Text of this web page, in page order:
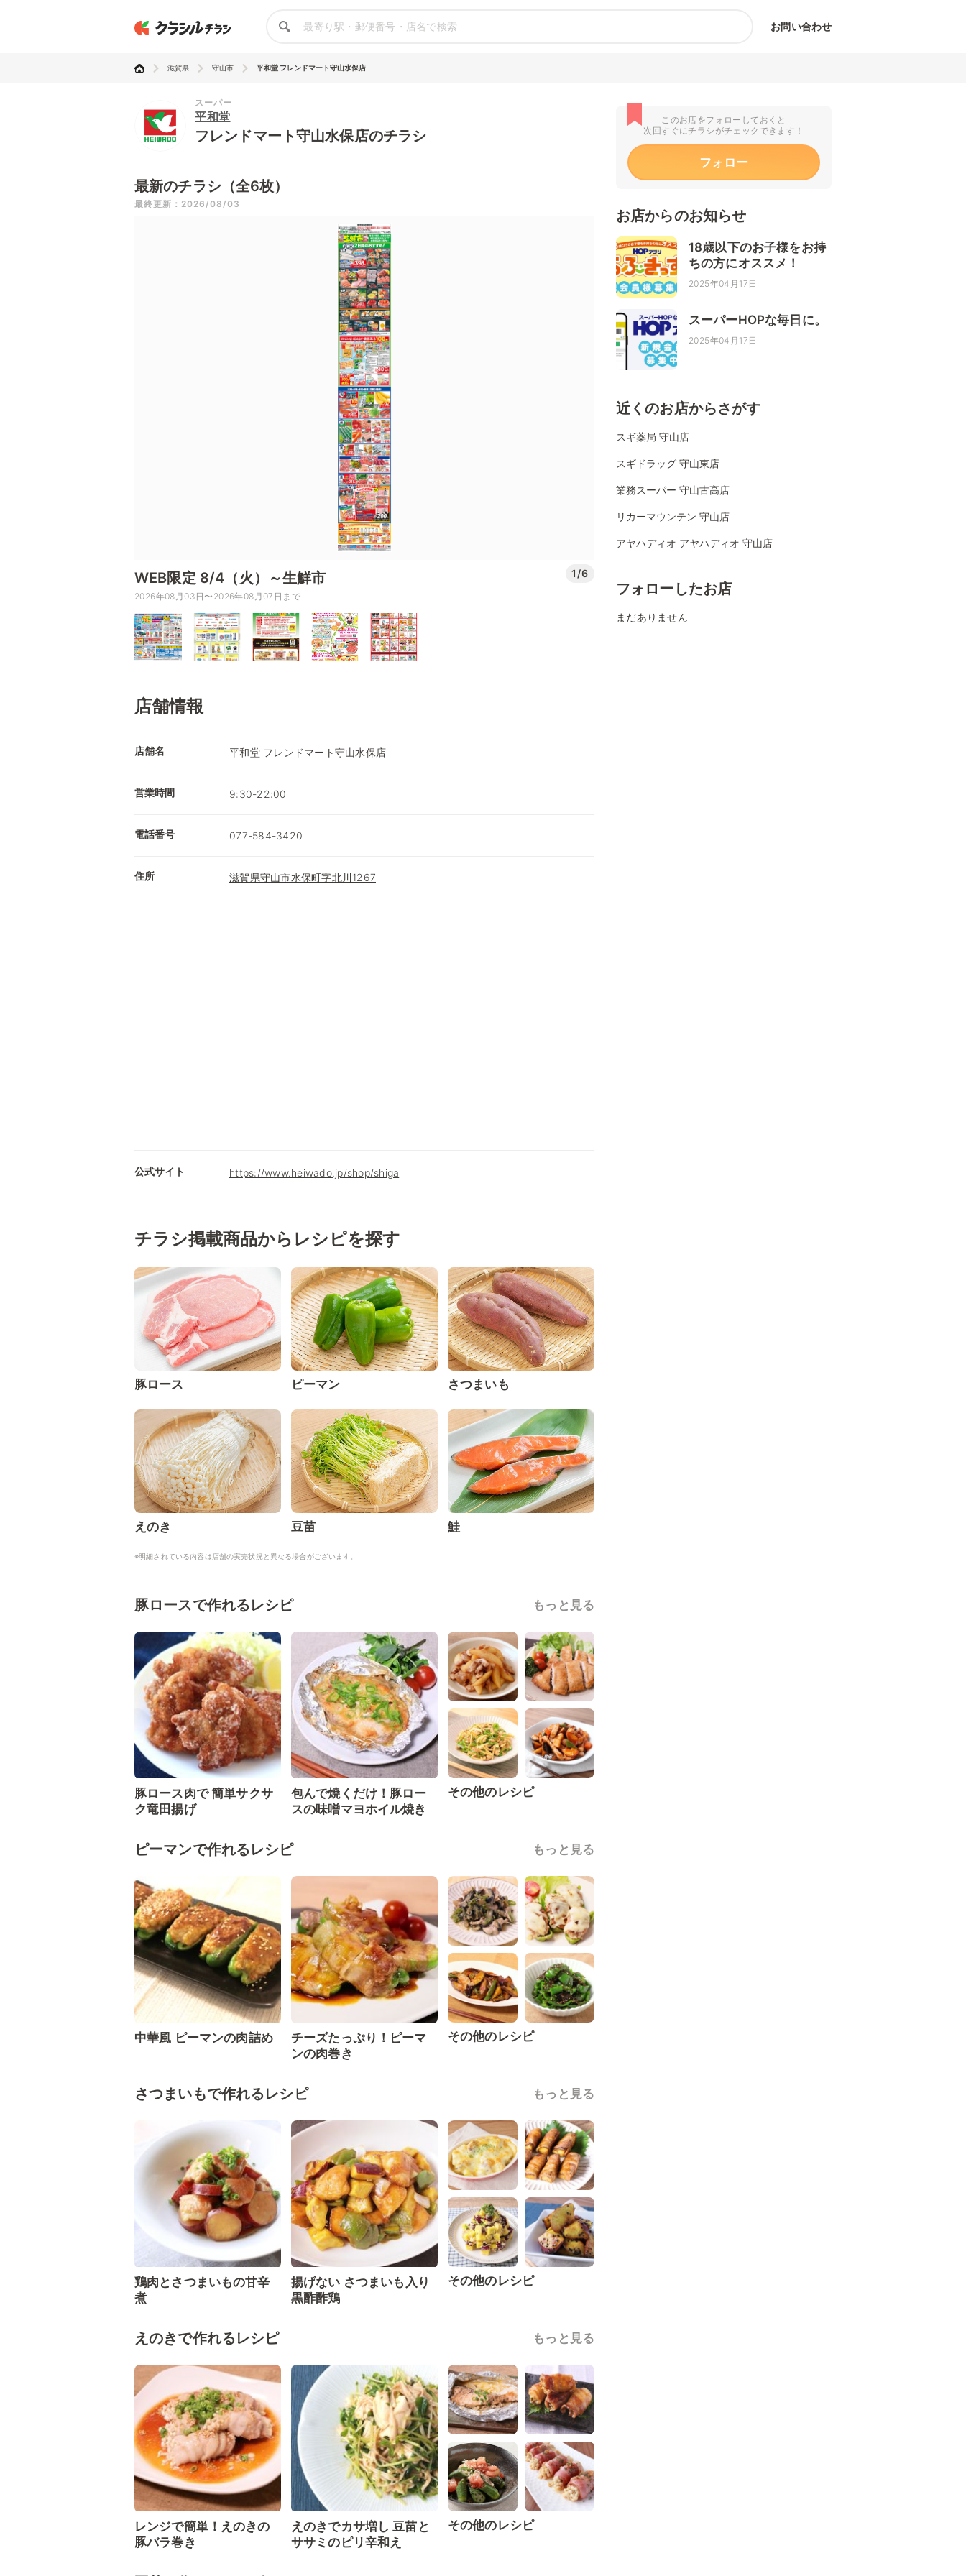
お問い合わせ
滋賀県 守山市 平和堂 フレンドマート守山水保店
スーパー
平和堂
フレンドマート守山水保店のチラシ
最新のチラシ（全6枚）
最終更新：2026/08/03
WEB限定 8/4（火）～生鮮市 1/6
2026年08月03日〜2026年08月07日まで
店舗情報
店舗名 平和堂 フレンドマート守山水保店
営業時間 9:30-22:00
電話番号 077-584-3420
住所 滋賀県守山市水保町字北川1267
公式サイト https://www.heiwado.jp/shop/shiga
チラシ掲載商品からレシピを探す
豚ロース ピーマン さつまいも
えのき 豆苗 鮭
※明細されている内容は店舗の実売状況と異なる場合がございます。
豚ロースで作れるレシピ もっと見る
豚ロース肉で 簡単サクサ
ク竜田揚げ
包んで焼くだけ！豚ロー
スの味噌マヨホイル焼き
その他のレシピ
ピーマンで作れるレシピ もっと見る
中華風 ピーマンの肉詰め
チーズたっぷり！ピーマ
ンの肉巻き
その他のレシピ
さつまいもで作れるレシピ もっと見る
鶏肉とさつまいもの甘辛
煮
揚げない さつまいも入り
黒酢酢鶏
その他のレシピ
えのきで作れるレシピ もっと見る
レンジで簡単！えのきの
豚バラ巻き
えのきでカサ増し 豆苗と
ササミのピリ辛和え
その他のレシピ
このお店をフォローしておくと
次回すぐにチラシがチェックできます！
フォロー
お店からのお知らせ
18歳以下のお子様をお持
ちの方にオススメ！
2025年04月17日
スーパーHOPな毎日に。
2025年04月17日
近くのお店からさがす
スギ薬局 守山店
スギドラッグ 守山東店
業務スーパー 守山古高店
リカーマウンテン 守山店
アヤハディオ アヤハディオ 守山店
フォローしたお店
まだありません